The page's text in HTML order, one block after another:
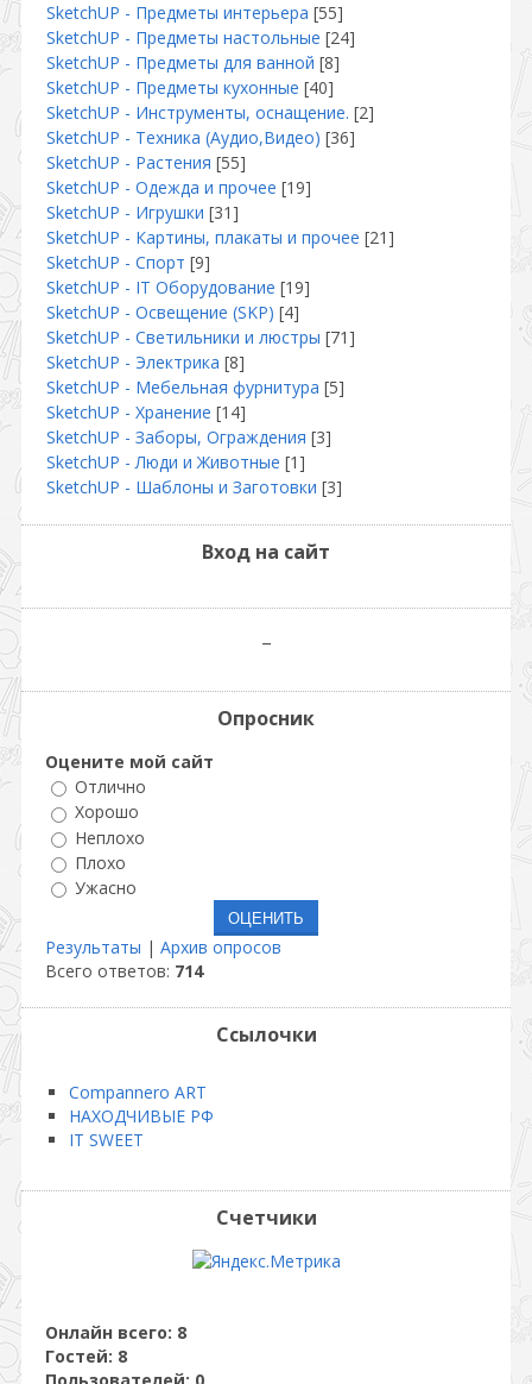
SketchUP - Предметы интерьера [55]
SketchUP - Предметы настольные [24]
SketchUP - Предметы для ванной [8]
SketchUP - Предметы кухонные [40]
SketchUP - Инструменты, оснащение. [2]
SketchUP - Техника (Аудио,Видео) [36]
SketchUP - Растения [55]
SketchUP - Одежда и прочее [19]
SketchUP - Игрушки [31]
SketchUP - Картины, плакаты и прочее [21]
SketchUP - Спорт [9]
SketchUP - IT Оборудование [19]
SketchUP - Освещение (SKP) [4]
SketchUP - Светильники и люстры [71]
SketchUP - Электрика [8]
SketсhUP - Мебельная фурнитура [5]
SketchUP - Хранение [14]
SketchUP - Заборы, Ограждения [3]
SketchUP - Люди и Животные [1]
SketchUP - Шаблоны и Заготовки [3]
Вход на сайт
Опросник
Оцените мой сайт
Отлично
Хорошо
Неплохо
Плохо
Ужасно
Результаты | Архив опросов
Всего ответов: 714
Ссылочки
Compannero ART
НАХОДЧИВЫЕ РФ
IT SWEET
Счетчики
Онлайн всего: 8
Гостей: 8